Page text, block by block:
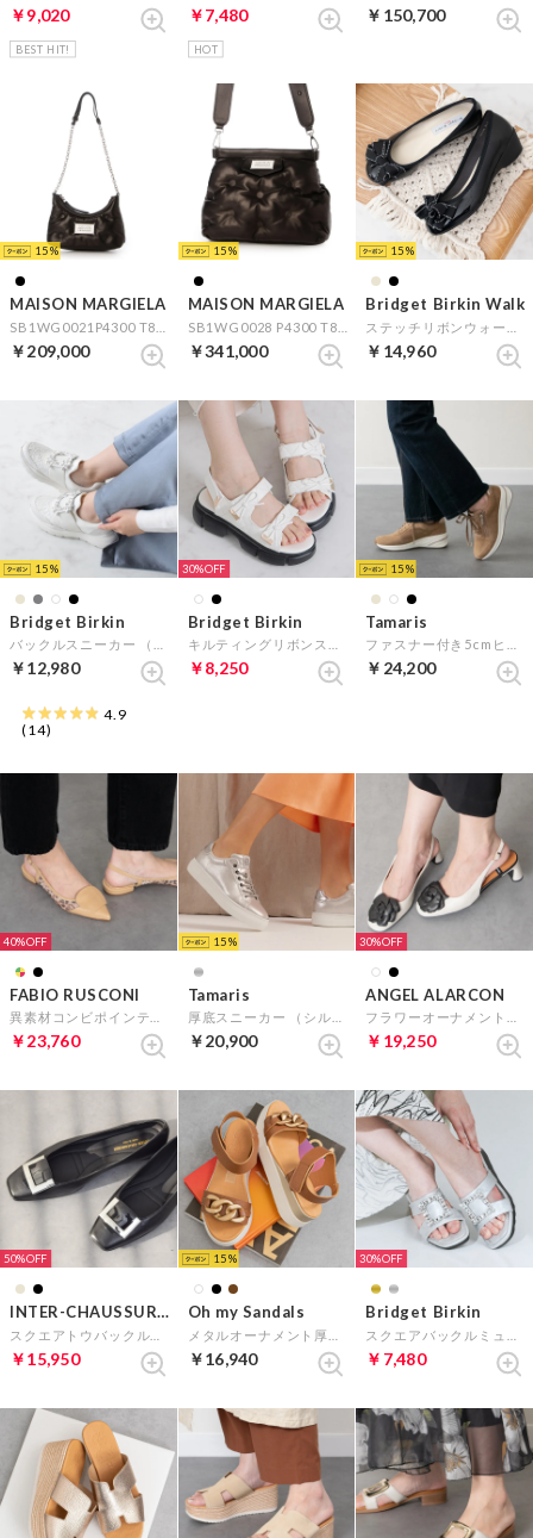
￥9,020
BEST HIT!
￥7,480
HOT
￥150,700
15
MAISON MARGIELA
￥209,000
15
MAISON MARGIELA
￥341,000
15
Bridget Birkin Walk
￥14,960
15
Bridget Birkin
￥12,980
4.9
(14)
30%
Bridget Birkin
￥8,250
15
Tamaris
￥24,200
40%
FABIO RUSCONI
￥23,760
15
Tamaris
￥20,900
30%
ANGEL ALARCON
￥19,250
50%
INTER-CHAUSSURES
￥15,950
15
Oh my Sandals
￥16,940
30%
Bridget Birkin
￥7,480